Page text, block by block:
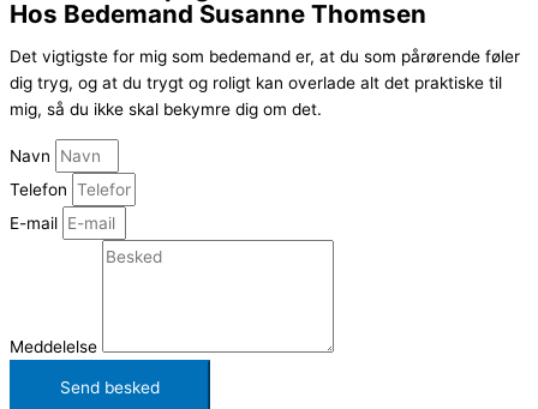
Hos Bedemand Susanne Thomsen
Det vigtigste for mig som bedemand er, at du som pårørende føler
dig tryg, og at du trygt og roligt kan overlade alt det praktiske til
mig, så du ikke skal bekymre dig om det.
Navn
Telefon
E-mail
Meddelelse
Send besked